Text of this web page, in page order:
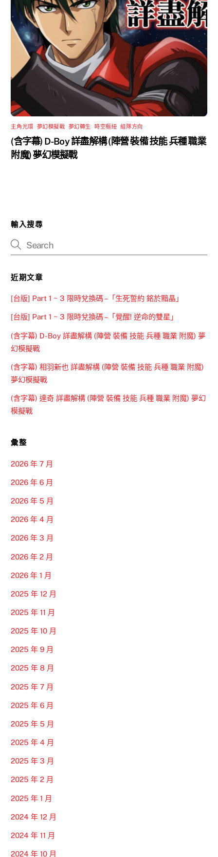
主角光環 夢幻模擬戰 夢幻轉生 時空樞紐 ,組隊方向
(含字幕) D-Boy 詳盡解構 (陣營 裝備 技能 兵種 職業
附魔) 夢幻模擬戰
輸入搜尋
近期文章
[台版] Part 1 ~ 3 限時兌換碼 –「生死誓約 銘於黯晶」
[台版] Part 1 ~ 3 限時兌換碼 –「覺醒! 逆命的雙星」
(含字幕) D-Boy 詳盡解構 (陣營 裝備 技能 兵種 職業 附魔) 夢
幻模擬戰
(含字幕) 相羽新也 詳盡解構 (陣營 裝備 技能 兵種 職業 附魔)
夢幻模擬戰
(含字幕) 達奇 詳盡解構 (陣營 裝備 技能 兵種 職業 附魔) 夢幻
模擬戰
彙整
2026 年 7 月
2026 年 6 月
2026 年 5 月
2026 年 4 月
2026 年 3 月
2026 年 2 月
2026 年 1 月
2025 年 12 月
2025 年 11 月
2025 年 10 月
2025 年 9 月
2025 年 8 月
2025 年 7 月
2025 年 6 月
2025 年 5 月
2025 年 4 月
2025 年 3 月
2025 年 2 月
2025 年 1 月
2024 年 12 月
2024 年 11 月
2024 年 10 月